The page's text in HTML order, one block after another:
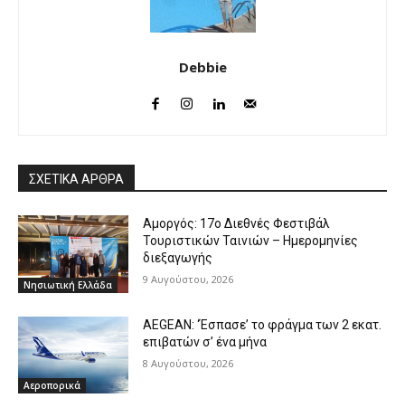
Debbie
ΣΧΕΤΙΚΑ ΑΡΘΡΑ
Νησιωτική Ελλάδα
Αμοργός: 17ο Διεθνές Φεστιβάλ
Τουριστικών Ταινιών – Ημερομηνίες
διεξαγωγής
9 Αυγούστου, 2026
Αεροπορικά
AEGEAN: ‘Έσπασε’ το φράγμα των 2 εκατ.
επιβατών σ’ ένα μήνα
8 Αυγούστου, 2026